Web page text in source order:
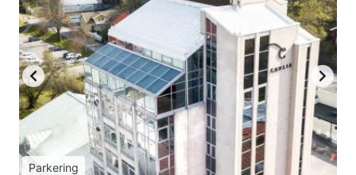
Parkering